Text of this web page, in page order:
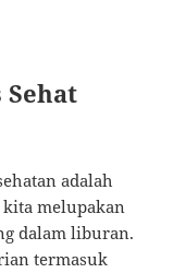
adalah
melupakan
dalam liburan.
termasuk